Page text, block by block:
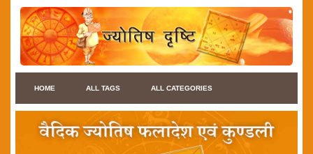
HOME ALL TAGS ALL CATEGORIES